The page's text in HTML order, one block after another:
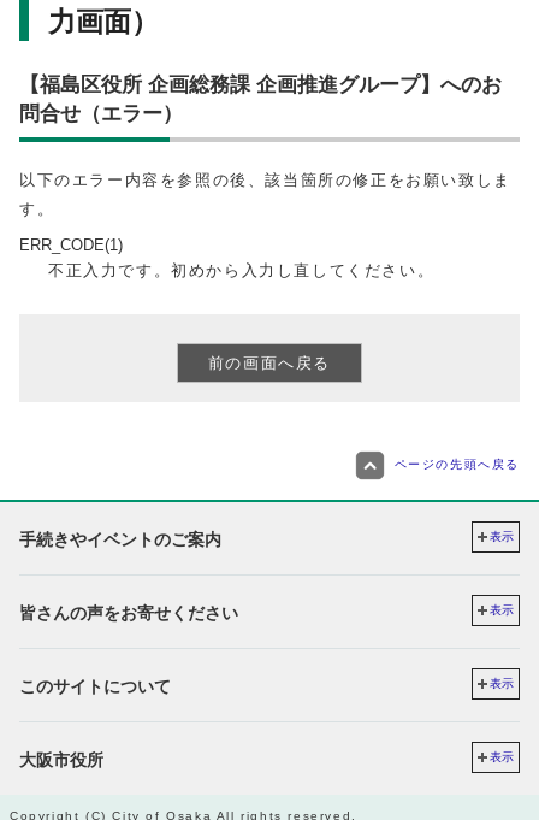
力画面）
【福島区役所 企画総務課 企画推進グループ】へのお
問合せ（エラー）
以下のエラー内容を参照の後、該当箇所の修正をお願い致しま
す。
ERR_CODE(1)
不正入力です。初めから入力し直してください。
ページの先頭へ戻る
手続きやイベントのご案内 表示
皆さんの声をお寄せください 表示
このサイトについて 表示
大阪市役所 表示
Copyright (C) City of Osaka All rights reserved.